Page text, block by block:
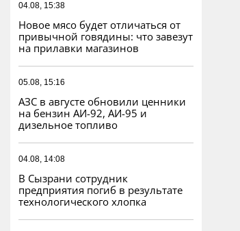
04.08, 15:38
Новое мясо будет отличаться от
привычной говядины: что завезут
на прилавки магазинов
05.08, 15:16
АЗС в августе обновили ценники
на бензин АИ-92, АИ-95 и
дизельное топливо
04.08, 14:08
В Сызрани сотрудник
предприятия погиб в результате
технологического хлопка